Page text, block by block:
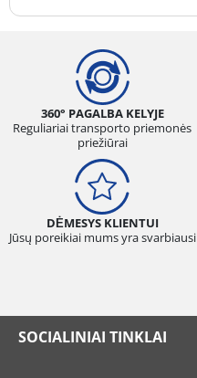
360° PAGALBA KELYJE
Reguliariai transporto priemonės
priežiūrai
DĖMESYS KLIENTUI
Jūsų poreikiai mums yra svarbiausi
SOCIALINIAI TINKLAI